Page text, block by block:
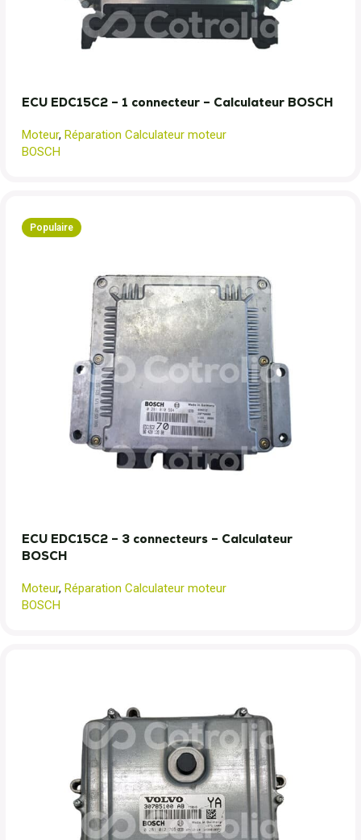
ECU EDC15C2 – 1 connecteur – Calculateur BOSCH
Moteur, Réparation Calculateur moteur
BOSCH
Populaire
ECU EDC15C2 – 3 connecteurs – Calculateur
BOSCH
Moteur, Réparation Calculateur moteur
BOSCH